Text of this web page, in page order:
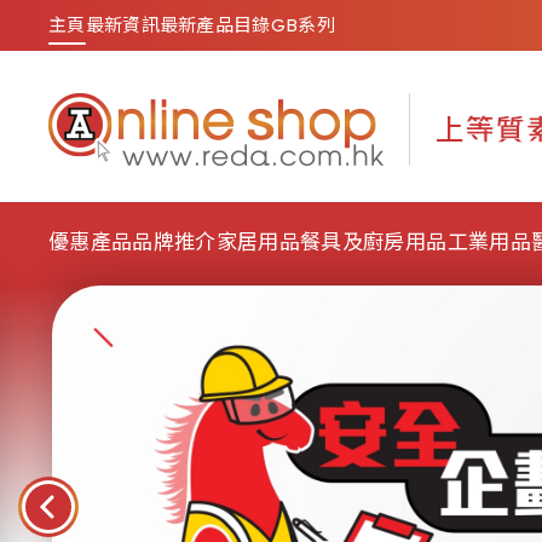
主頁最新資訊最新產品目錄GB系列
優惠產品品牌推介家居用品餐具及廚房用品工業用品